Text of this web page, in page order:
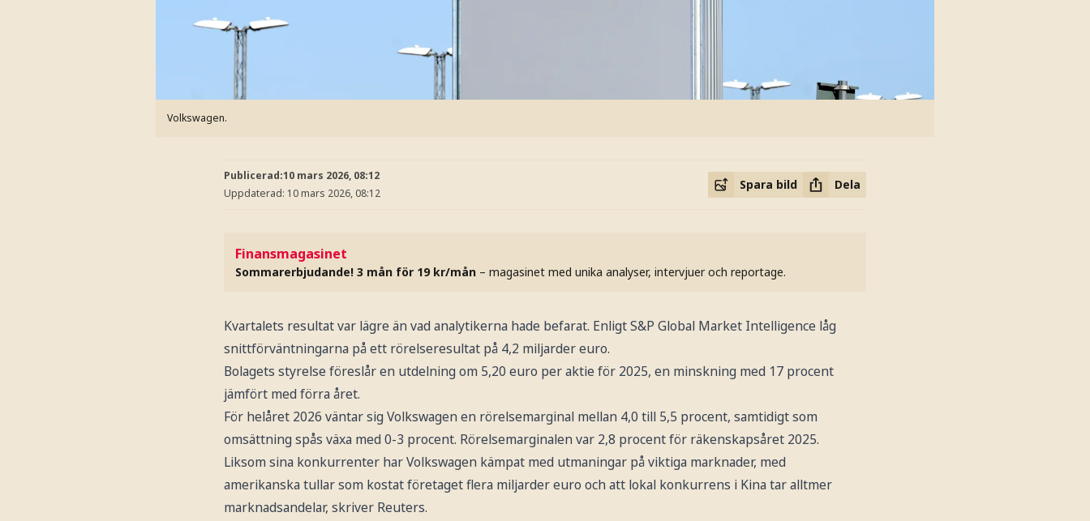
Volkswagen.
Publicerad:10 mars 2026, 08:12
Uppdaterad: 10 mars 2026, 08:12
Spara bild Dela
Finansmagasinet
Sommarerbjudande! 3 mån för 19 kr/mån – magasinet med unika analyser, intervjuer och reportage.
Kvartalets resultat var lägre än vad analytikerna hade befarat. Enligt S&P Global Market Intelligence låg
snittförväntningarna på ett rörelseresultat på 4,2 miljarder euro.
Bolagets styrelse föreslår en utdelning om 5,20 euro per aktie för 2025, en minskning med 17 procent
jämfört med förra året.
För helåret 2026 väntar sig Volkswagen en rörelsemarginal mellan 4,0 till 5,5 procent, samtidigt som
omsättning spås växa med 0-3 procent. Rörelsemarginalen var 2,8 procent för räkenskapsåret 2025.
Liksom sina konkurrenter har Volkswagen kämpat med utmaningar på viktiga marknader, med
amerikanska tullar som kostat företaget flera miljarder euro och att lokal konkurrens i Kina tar alltmer
marknadsandelar, skriver Reuters.